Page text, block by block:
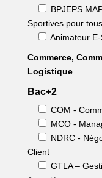
BPJEPS
Sportives pour tous
Animateur
Commerce,
Logistique
Bac+2
COM -
MCO -
NDRC -
Client
GTLA –